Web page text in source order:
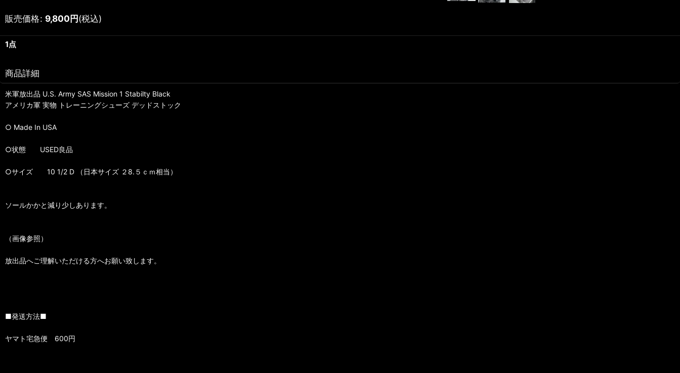
販売価格: 9,800円(税込)
1点
商品詳細
米軍放出品 U.S. Army SAS Mission 1 Stabilty Black
アメリカ軍 実物 トレーニングシューズ デッドストック
○ Made In USA
○状態 USED良品
○サイズ 10 1/2 D （日本サイズ ２8.５ｃｍ相当）
ソールかかと減り少しあります。
（画像参照）
放出品へご理解いただける方へお願い致します。
■発送方法■
ヤマト宅急便 600円